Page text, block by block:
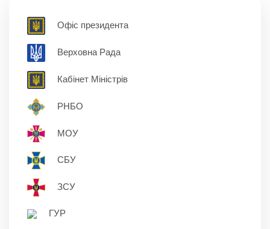
Офіс президента
Верховна Рада
Кабінет Міністрів
РНБО
МОУ
СБУ
ЗСУ
ГУР